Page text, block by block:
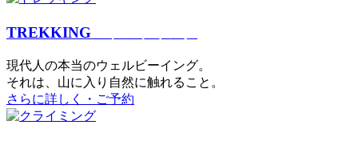
TREKKING
現代⼈の本当のウェルビーイング。
それは、⼭に⼊り⾃然に触れること。
さらに詳しく・ご予約